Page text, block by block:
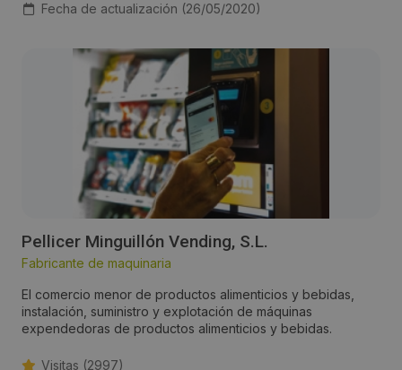
Fecha de actualización (26/05/2020)
Pellicer Minguillón Vending, S.L.
Fabricante de maquinaria
El comercio menor de productos alimenticios y bebidas,
instalación, suministro y explotación de máquinas
expendedoras de productos alimenticios y bebidas.
Visitas (2997)